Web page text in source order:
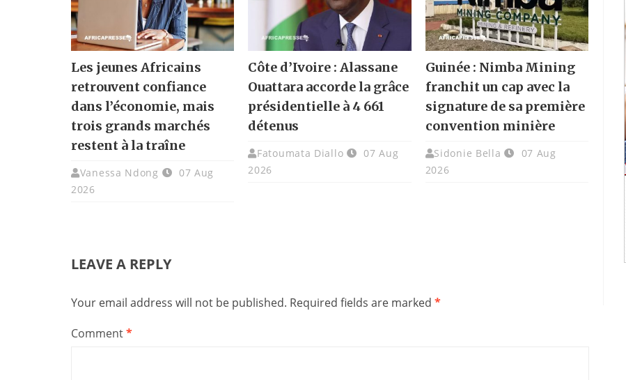
Les jeunes Africains
retrouvent confiance
dans l’économie, mais
trois grands marchés
restent à la traîne
Vanessa Ndong
07 Aug
2026
Côte d’Ivoire : Alassane
Ouattara accorde la grâce
présidentielle à 4 661
détenus
Fatoumata Diallo
07 Aug
2026
Guinée : Nimba Mining
franchit un cap avec la
signature de sa première
convention minière
Sidonie Bella
07 Aug
2026
LEAVE A REPLY
Your email address will not be published. Required fields are marked *
Comment*